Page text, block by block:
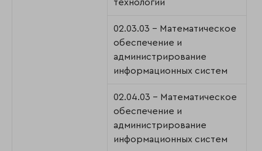
технологии
02.03.03 - Математическое
обеспечение и
администрирование
информационных систем
02.04.03 - Математическое
обеспечение и
администрирование
информационных систем